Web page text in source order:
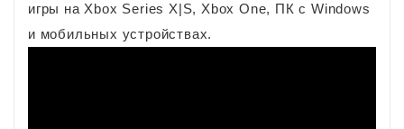
игры на Xbox Series X|S, Xbox One, ПК с Windows
и мобильных устройствах.